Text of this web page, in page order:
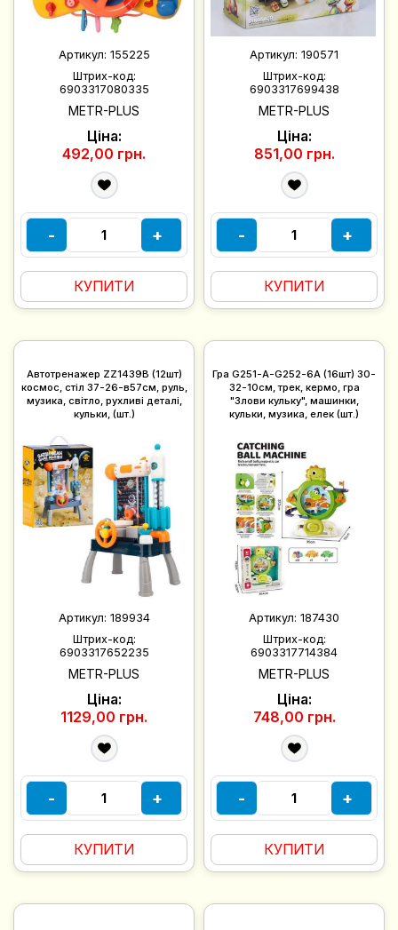
Артикул: 155225
Штрих-код:
6903317080335
METR-PLUS
Ціна:
492,00 грн.
- +
КУПИТИ
Артикул: 190571
Штрих-код:
6903317699438
METR-PLUS
Ціна:
851,00 грн.
- +
КУПИТИ
Автотренажер ZZ1439B (12шт)
космос, стіл 37-26-в57см, руль,
музика, світло, рухливі деталі,
кульки, (шт.)
Артикул: 189934
Штрих-код:
6903317652235
METR-PLUS
Ціна:
1129,00 грн.
- +
КУПИТИ
Гра G251-A-G252-6A (16шт) 30-
32-10см, трек, кермо, гра
"Злови кульку", машинки,
кульки, музика, елек (шт.)
Артикул: 187430
Штрих-код:
6903317714384
METR-PLUS
Ціна:
748,00 грн.
- +
КУПИТИ